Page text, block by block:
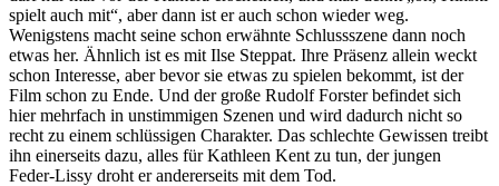
spielt auch mit“, aber dann ist er auch schon wieder weg.
Wenigstens macht seine schon erwähnte Schlussszene dann noch
etwas her. Ähnlich ist es mit Ilse Steppat. Ihre Präsenz allein weckt
schon Interesse, aber bevor sie etwas zu spielen bekommt, ist der
Film schon zu Ende. Und der große Rudolf Forster befindet sich
hier mehrfach in unstimmigen Szenen und wird dadurch nicht so
recht zu einem schlüssigen Charakter. Das schlechte Gewissen treibt
ihn einerseits dazu, alles für Kathleen Kent zu tun, der jungen
Feder-Lissy droht er andererseits mit dem Tod.